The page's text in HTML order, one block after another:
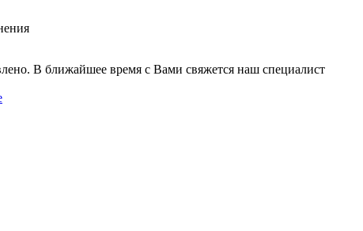
В ближайшее время с Вами свяжется наш специалист